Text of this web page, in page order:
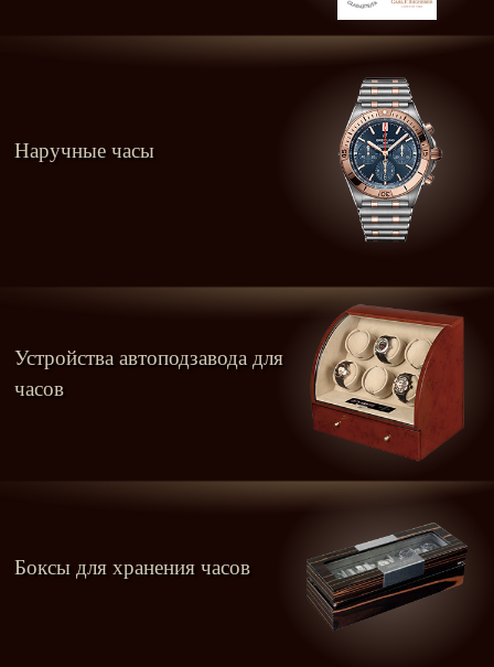
Наручные часы
Устройства автоподзавода для
часов
Боксы для хранения часов